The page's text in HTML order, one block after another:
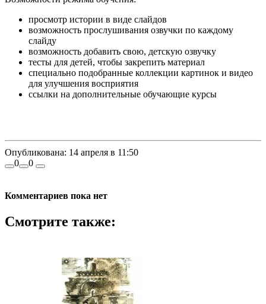
просмотр истории в виде слайдов
возможность прослушивания озвучки по каждому
слайду
возможность добавить свою, детскую озвучку
тесты для детей, чтобы закрепить материал
специально подобранные коллекции картинок и видео
для улучшения восприятия
ссылки на дополнительные обучающие курсы
Опубликована: 14 апреля в 11:50
0
0
Комментариев пока нет
Смотрите также: